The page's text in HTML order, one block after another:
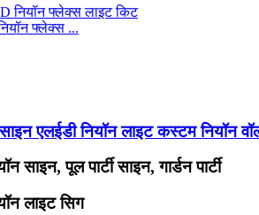
फ्लेक्स ...
एलईडी नियॉन लाइट कस्टम नियॉन
साइन, पूल पार्टी साइन, गार्डन पार्टी
लाइट सिग